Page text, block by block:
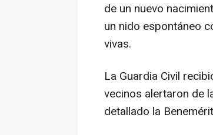
de un nuevo
un nido espontáneo
vivas.
La Guardia Civil
vecinos alertaron de
detallado la